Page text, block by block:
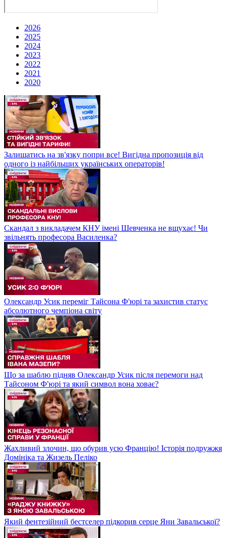
2026
2025
2024
2023
2022
2021
2020
Залишатись на зв'язку попри все! Вигідна пропозиція від
одного із найбільших українських операторів!
Скандал з викладачем КНУ імені Шевченка не вщухає! Чи
звільнять професора Василенка?
Олександр Усик переміг Тайсона Ф'юрі та захистив статус
абсолютного чемпіона світу
Що за шаблю підняв Олександр Усик після перемоги над
Тайсоном Ф'юрі та який символ вона ховає?
Жахливий злочин, що обурив усю Францію! Історія подружжя
Домініка та Жизель Пеліко
Який фентезійний бестселер підкорив серце Яни Завальської?